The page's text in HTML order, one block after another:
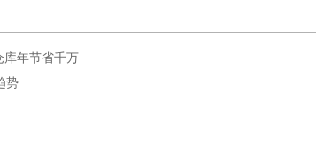
库年节省千万
势